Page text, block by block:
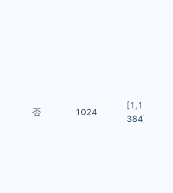
否 1024
[1,16
384]